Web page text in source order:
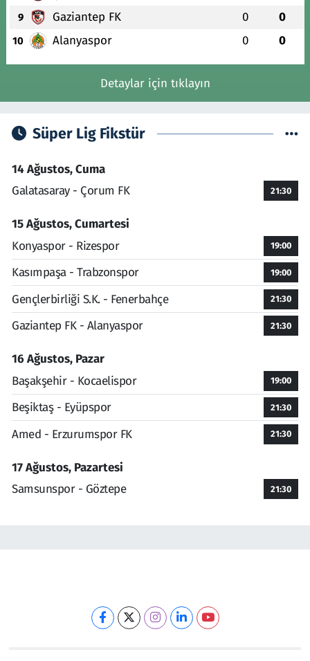
9 Gaziantep FK 0 0
10 Alanyaspor 0 0
Detaylar için tıklayın
Süper Lig Fikstür
14 Ağustos, Cuma
Galatasaray - Çorum FK
21:30
15 Ağustos, Cumartesi
Konyaspor - Rizespor
19:00
Kasımpaşa - Trabzonspor 19:00
Gençlerbirliği S.K. - Fenerbahçe 21:30
Gaziantep FK - Alanyaspor 21:30
16 Ağustos, Pazar
Başakşehir - Kocaelispor
19:00
Beşiktaş - Eyüpspor 21:30
Amed - Erzurumspor FK 21:30
17 Ağustos, Pazartesi
Samsunspor - Göztepe
21:30